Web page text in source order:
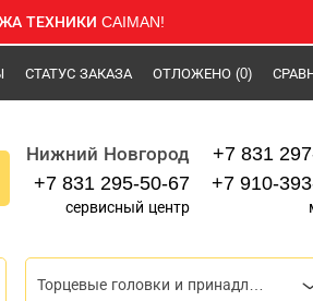
ТЕХНИКИ CAIMAN!
СТАТУС ЗАКАЗА ОТЛОЖЕНО (0)
Нижний Новгород
+7 831 295-50-67
сервисный центр
+7 831
+7 910-